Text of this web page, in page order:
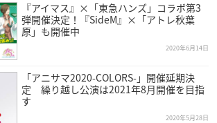
ス公式Twitterにて先行事前登録が開始い
ウントをフォローで登録は完了です♪
しくお願いいたします！
X0hXBHQP48
ター ポップリンクス公式 (@imas_poplink
2020
『アイマス』×「東急ハンズ」コラボ第3
弾開催決定！『SideM』×「アトレ秋葉
原」も開催中
2020年6月14日
「アニサマ2020-COLORS-」開催延期決
定 繰り越し公演は2021年8月開催を目指
す
2020年5月28日